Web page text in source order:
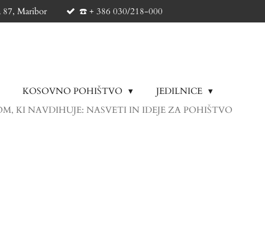
87, Maribor ☎️ + 386 030/218-000
KOSOVNO POHIŠTVO
JEDILNICE
KI NAVDIHUJE: NASVETI IN IDEJE ZA POHIŠTVO